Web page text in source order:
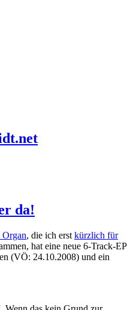
da!
Organ, die ich erst kürzlich für
hat eine neue 6-Track-EP
(VÖ: 24.10.2008) und ein